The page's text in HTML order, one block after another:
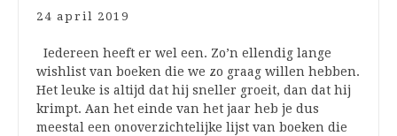
24 april 2019
Iedereen heeft er wel een. Zo’n ellendig lange
wishlist van boeken die we zo graag willen hebben.
Het leuke is altijd dat hij sneller groeit, dan dat hij
krimpt. Aan het einde van het jaar heb je dus
meestal een onoverzichtelijke lijst van boeken die